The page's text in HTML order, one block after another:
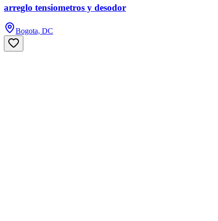
arreglo tensiometros y desodor
Bogota, DC